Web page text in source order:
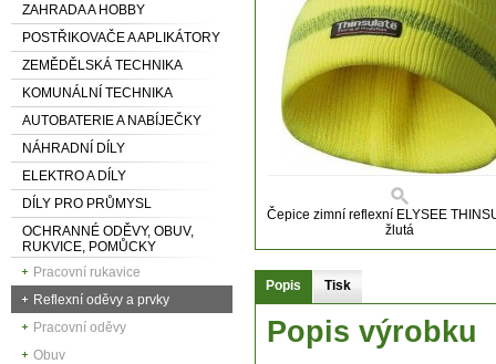
ZAHRADA A HOBBY
POSTŘIKOVAČE A APLIKÁTORY
ZEMĚDĚLSKÁ TECHNIKA
KOMUNÁLNÍ TECHNIKA
AUTOBATERIE A NABÍJEČKY
NÁHRADNÍ DÍLY
ELEKTRO A DÍLY
DÍLY PRO PRŮMYSL
OCHRANNÉ ODĚVY, OBUV,
RUKVICE, POMŮCKY
Pracovní rukavice
Reflexní oděvy a prvky
Pracovní oděvy
Obuv
Čepice zimní reflexní ELYSEE
žlutá
Popis Tisk
Popis výrobku